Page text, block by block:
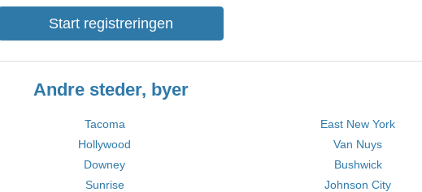
Start registreringen
Andre steder, byer
Tacoma
East New York
Hollywood
Van Nuys
Downey
Bushwick
Sunrise Johnson City